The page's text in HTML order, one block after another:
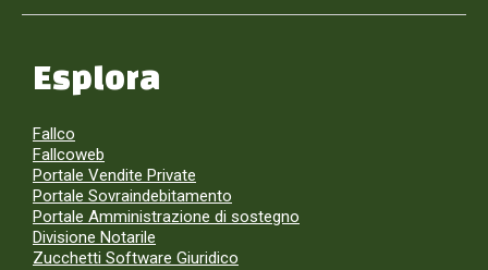
Esplora
Fallco
Fallcoweb
Portale Vendite Private
Portale Sovraindebitamento
Portale Amministrazione di sostegno
Divisione Notarile
Zucchetti Software Giuridico